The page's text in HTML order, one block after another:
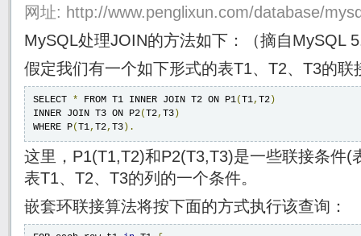
网址: http://www.penglixun.com/database/
MySQL处理JOIN的方法如下：（摘自MySQL
假定我们有一个如下形式的表T1、T2、T3的联
SELECT * FROM T1 INNER JOIN T2 ON P1(T1, T2 )
INNER JOIN T3 ON P2(T2, T3 )
WHERE P(T1, T2, T3 ).
这里，P1(T1,T2)和P2(T3,T3)是一些联接条件(
表T1、T2、T3的列的一个条件。
嵌套环联接算法将按下面的方式执行该查询：